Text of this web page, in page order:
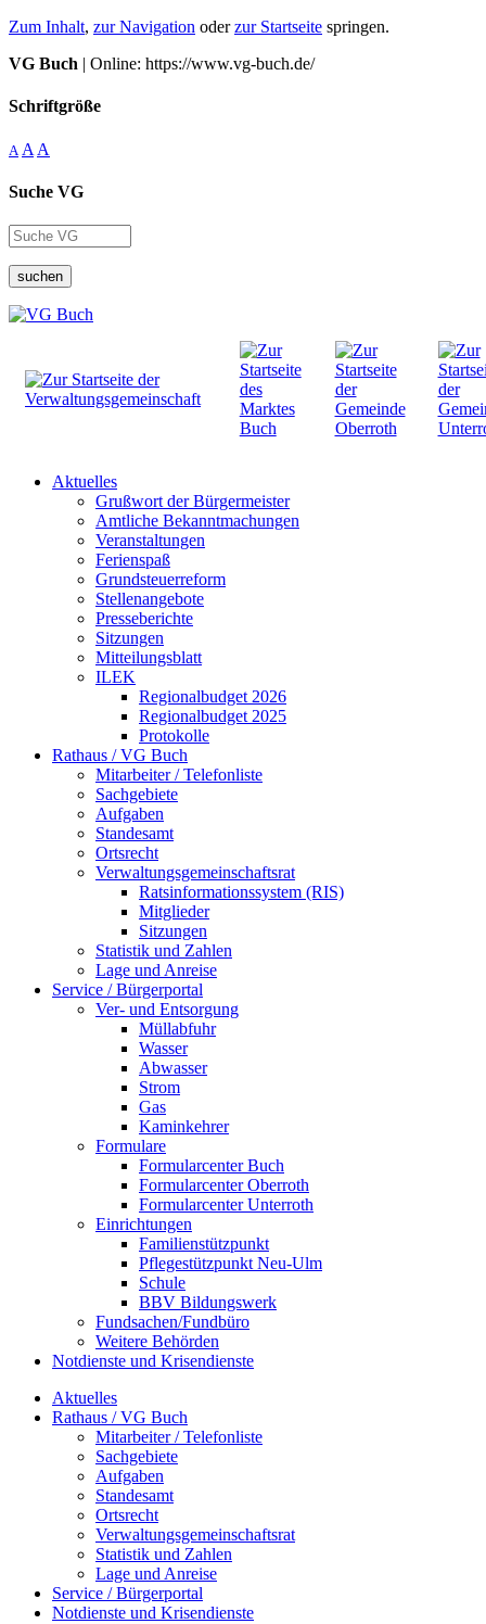
Zum Inhalt, zur Navigation oderzur Startseite springen.
VG Buch | Online: https://www.vg-buch.de/
Schriftgröße
A A A
Suche VG
suchen
Aktuelles
Grußwort der Bürgermeister
Amtliche Bekanntmachungen
Veranstaltungen
Ferienspaß
Grundsteuerreform
Stellenangebote
Presseberichte
Sitzungen
Mitteilungsblatt
ILEK
Regionalbudget 2026
Regionalbudget 2025
Protokolle
Rathaus / VG Buch
Mitarbeiter / Telefonliste
Sachgebiete
Aufgaben
Standesamt
Ortsrecht
Verwaltungsgemeinschaftsrat
Ratsinformationssystem (RIS)
Mitglieder
Sitzungen
Statistik und Zahlen
Lage und Anreise
Service / Bürgerportal
Ver- und Entsorgung
Müllabfuhr
Wasser
Abwasser
Strom
Gas
Kaminkehrer
Formulare
Formularcenter Buch
Formularcenter Oberroth
Formularcenter Unterroth
Einrichtungen
Familienstützpunkt
Pflegestützpunkt Neu-Ulm
Schule
BBV Bildungswerk
Fundsachen/Fundbüro
Weitere Behörden
Notdienste und Krisendienste
Aktuelles
Rathaus / VG Buch
Mitarbeiter / Telefonliste
Sachgebiete
Aufgaben
Standesamt
Ortsrecht
Verwaltungsgemeinschaftsrat
Statistik und Zahlen
Lage und Anreise
Service / Bürgerportal
Notdienste und Krisendienste